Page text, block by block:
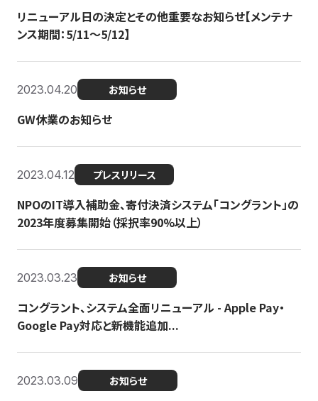
リニューアル日の決定とその他重要なお知らせ【メンテナ
ンス期間：5/11～5/12】
2023.04.20 お知らせ
GW休業のお知らせ
2023.04.12 プレスリリース
NPOのIT導入補助金、寄付決済システム「コングラント」の
2023年度募集開始（採択率90%以上）
2023.03.23 お知らせ
コングラント、システム全面リニューアル - Apple Pay・
Google Pay対応と新機能追加...
2023.03.09 お知らせ